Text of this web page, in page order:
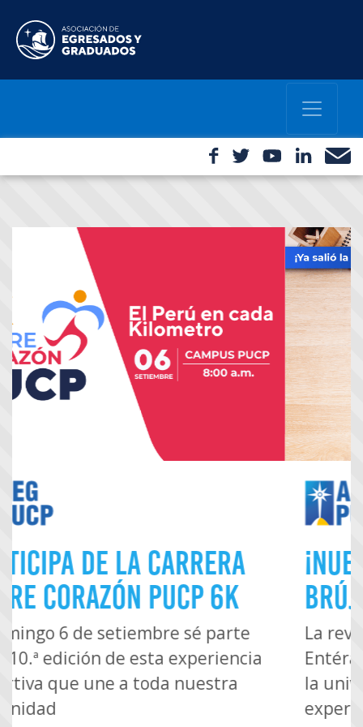
¡Nueva edición de
Brújula!
La revista de los egresados PUCP.
Entérate de todas las novedades de
la universidad, opiniones de
expertos sobre el panorama del país,